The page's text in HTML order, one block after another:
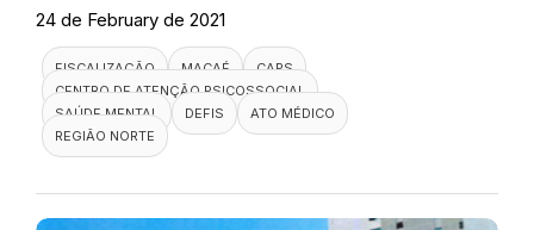
24 de February de 2021
FISCALIZAÇÃO MACAÉ
CAPS
CENTRO DE ATENÇÃO PSICOSSOCIAL
SAÚDE MENTAL
DEFIS
ATO MÉDICO
REGIÃO NORTE